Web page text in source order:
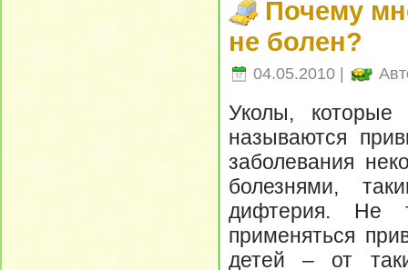
Почему
не болен?
04.05.2010 |
Уколы,
называются
заболевания
болезнями,
дифтерия. Не
применяться
детей – от